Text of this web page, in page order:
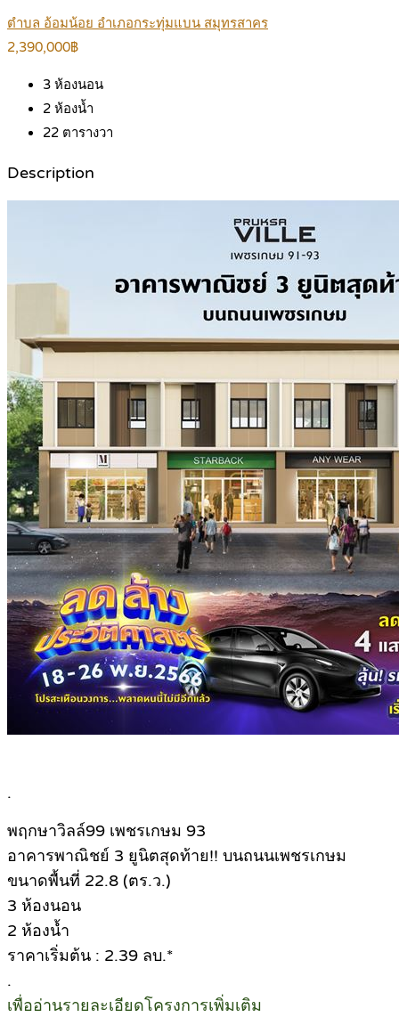
ตำบล อ้อมน้อย อำเภอกระทุ่มแบน สมุทรสาคร
2,390,000฿
3 ห้องนอน
2 ห้องน้ำ
22 ตารางวา
Description
.
พฤกษาวิลล์99 เพชรเกษม 93
อาคารพาณิชย์ 3 ยูนิตสุดท้าย!! บนถนนเพชรเกษม
ขนาดพื้นที่ 22.8 (ตร.ว.)
3 ห้องนอน
2 ห้องน้ำ
ราคาเริ่มต้น : 2.39 ลบ.*
.
เพื่ออ่านรายละเอียดโครงการเพิ่มเติม